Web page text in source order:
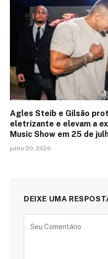
Agles Steib e Gilsão
eletrizante e elevam a
Music Show em 25 de
julho 20, 2026
DEIXE UMA